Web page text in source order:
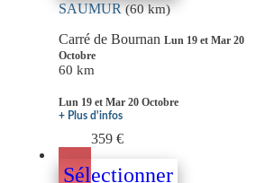
SAUMUR(60 km)
Carré de Bournan Lun 19 et Mar 20
Octobre
60 km
Lun 19 et Mar 20 Octobre
+ Plus d'infos
359 €
Sélectionner